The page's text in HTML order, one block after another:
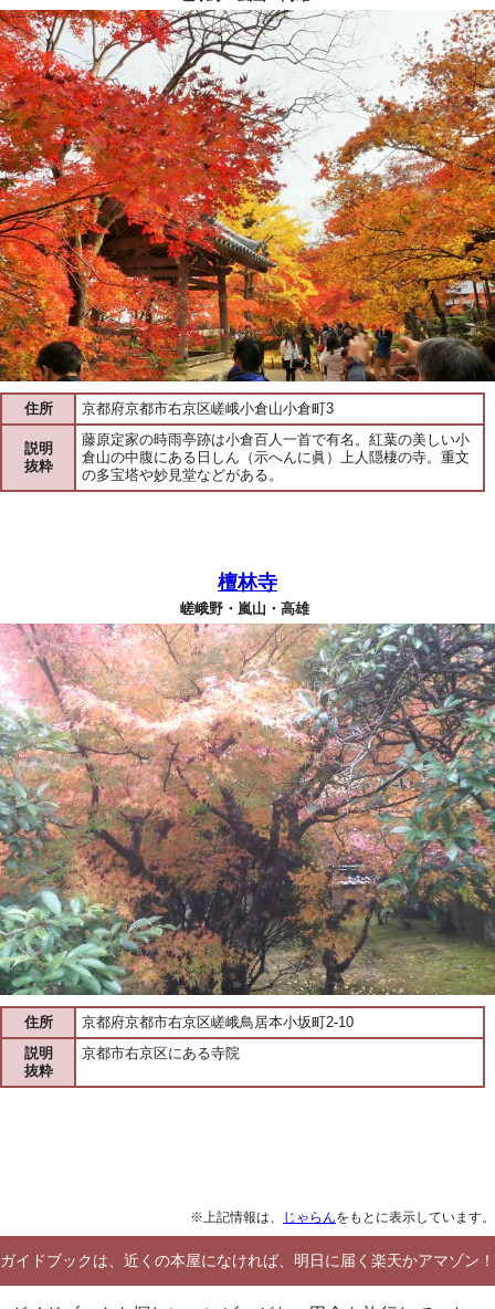
住所 京都府京都市右京区嵯峨小倉山小倉町3
説明
抜粋
藤原定家の時雨亭跡は小倉百人一首で有名。紅葉の美しい小
倉山の中腹にある日しん（示へんに眞）上人隠棲の寺。重文
の多宝塔や妙見堂などがある。
檀林寺
嵯峨野・嵐山・高雄
住所
京都府京都市右京区嵯峨鳥居本小坂町2-10
説明
抜粋
京都市右京区にある寺院
※上記情報は、 じゃらんをもとに表示しています。
ガイドブックは、近くの本屋になければ、明日に届く楽天かアマゾン！